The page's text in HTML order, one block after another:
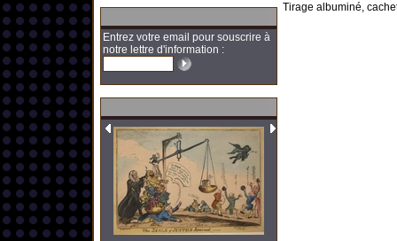
Entrez votre email pour souscrire à
notre lettre d'information :
Tirage albuminé,